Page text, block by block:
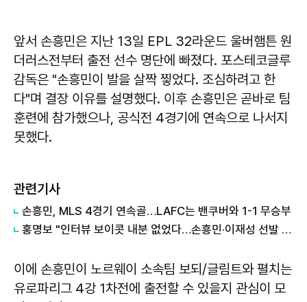
앞서 손흥민은 지난 13일 EPL 32라운드 울버햄튼 원
더러스전부터 출전 선수 명단에 빠졌다. 포스테코글루
감독은 "손흥민이 발을 살짝 찧었다. 조심하려고 한
다"며 결장 이유를 설명했다. 이후 손흥민은 곧바로 팀
훈련에 참가했으나, 공식전 4경기에 연속으로 나서지
못했다.
관련기사
손흥민, MLS 4경기 연속골…LAFC는 밴쿠버와 1-1 무승부
홍명보 "인터뷰 보이콧 내분 없었다…손흥민·이재성 선발 제외는 전술적 판단"
이에 손흥민이 노르웨이 소속팀 보되/글림트와 펼치는
유로파리그 4강 1차전에 출전할 수 있을지 관심이 모